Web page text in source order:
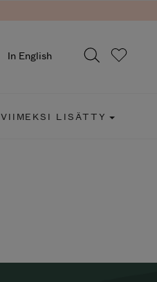
In English
VIIMEKSI LISÄTTY